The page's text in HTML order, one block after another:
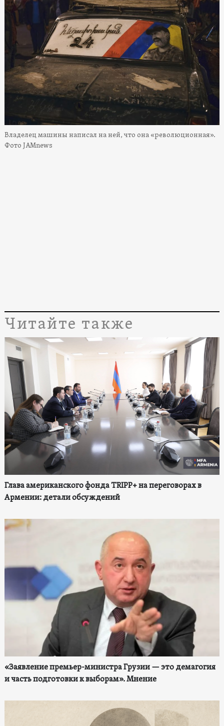
Владелец машины написал на ней, что она «революционная».
Фото JAMnews
Читайте также
Глава американского фонда TRIPP+ на переговорах в
Армении: детали обсуждений
«Заявление премьер-министра Грузии — это демагогия
и часть подготовки к выборам». Мнение